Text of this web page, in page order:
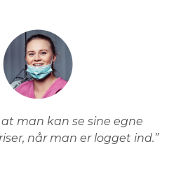
man kan se sine egne
når man er logget ind.”